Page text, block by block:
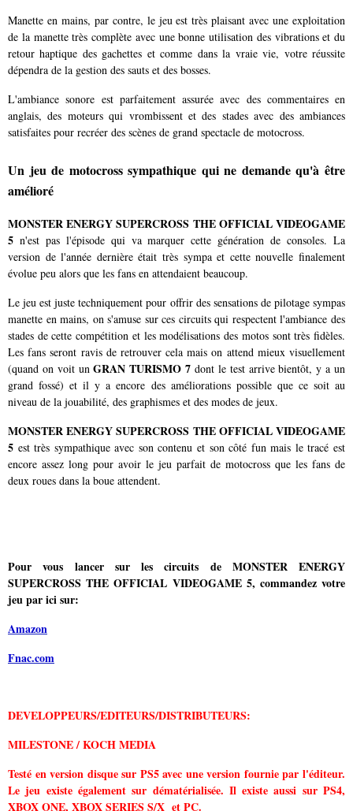
Manette en mains, par contre, le jeu est très plaisant avec une exploitation
de la manette très complète avec une bonne utilisation des vibrations et du
retour haptique des gachettes et comme dans la vraie vie, votre réussite
dépendra de la gestion des sauts et des bosses.
L'ambiance sonore est parfaitement assurée avec des commentaires en
anglais, des moteurs qui vrombissent et des stades avec des ambiances
satisfaites pour recréer des scènes de grand spectacle de motocross.
Un jeu de motocross sympathique qui ne demande qu'à être
amélioré
MONSTER ENERGY SUPERCROSS THE OFFICIAL VIDEOGAME
5 n'est pas l'épisode qui va marquer cette génération de consoles. La
version de l'année dernière était très sympa et cette nouvelle finalement
évolue peu alors que les fans en attendaient beaucoup.
Le jeu est juste techniquement pour offrir des sensations de pilotage sympas
manette en mains, on s'amuse sur ces circuits qui respectent l'ambiance des
stades de cette compétition et les modélisations des motos sont très fidèles.
Les fans seront ravis de retrouver cela mais on attend mieux visuellement
(quand on voit unGRAN TURISMO 7 dont le test arrive bientôt, y a un
grand fossé) et il y a encore des améliorations possible que ce soit au
niveau de la jouabilité, des graphismes et des modes de jeux.
MONSTER ENERGY SUPERCROSS THE OFFICIAL VIDEOGAME
5 est très sympathique avec son contenu et son côté fun mais le tracé est
encore assez long pour avoir le jeu parfait de motocross que les fans de
deux roues dans la boue attendent.
Pour vous lancer sur les circuits de MONSTER ENERGY
SUPERCROSS THE OFFICIAL VIDEOGAME 5, commandez votre
jeupar ici sur:
Amazon
Fnac.com
DEVELOPPEURS/EDITEURS/DISTRIBUTEURS:
MILESTONE / KOCH MEDIA
Testé en version disque sur PS5 avec une version fournie par l'éditeur.
Le jeu existe également sur dématérialisée. Il existe aussi sur PS4,
XBOX ONE, XBOX SERIES S/X et PC.